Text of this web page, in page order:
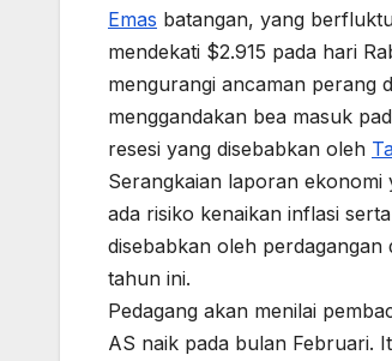
Emas batangan, yang
mendekati $2.915 pada hari
mengurangi ancaman perang
menggandakan bea masuk
resesi yang disebabkan oleh
Serangkaian laporan
ada risiko kenaikan inflasi
disebabkan oleh perdagangan
tahun ini.
Pedagang akan menilai
AS naik pada bulan Februari.